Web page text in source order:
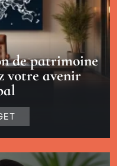
de patrimoine
votre avenir